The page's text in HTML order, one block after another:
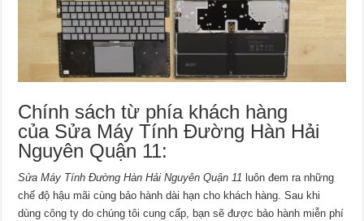
Chính sách từ phía khách hàng
của Sửa Máy Tính Đường Hàn Hải
Nguyên Quận 11:
Sửa Máy Tính Đường Hàn Hải Nguyên Quận 11 luôn đem ra những
chế độ hậu mãi cùng bảo hành dài hạn cho khách hàng. Sau khi
dùng công ty do chúng tôi cung cấp, bạn sẽ được bảo hành miễn phí